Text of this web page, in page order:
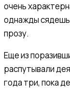
очень
однажды
прозу.
Еще из
распутывали
года три, пока